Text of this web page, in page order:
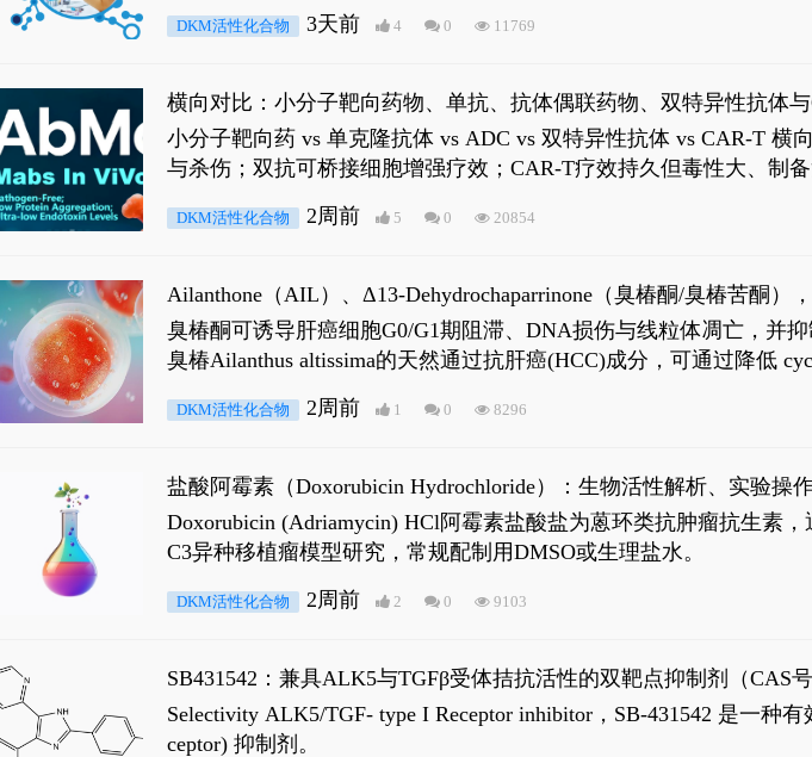
DKM活性化合物 3天前 4 0 11769
横向对比：小分子靶向药物、单抗、抗体偶联药物、双特异性抗体
小分子靶向药 vs 单克隆抗体 vs ADC vs 双特异性抗体 vs CAR-T
与杀伤；双抗可桥接细胞增强疗效；CAR-T疗效持久但毒性大、制备
DKM活性化合物 2周前 5 0 20854
Ailanthone（AIL）、Δ13-Dehydrochaparrinone（臭椿酮/臭椿苦酮）
臭椿酮可诱导肝癌细胞G0/G1期阻滞、DNA损伤与线粒体凋亡，并
臭椿Ailanthus altissima的天然通过抗肝癌(HCC)成分，可通过降低
是全长 Androgen Receptor (AR-FL)和组成型活性截断AR剪接变体
DKM活性化合物 2周前 1 0 8296
盐酸阿霉素（Doxorubicin Hydrochloride）：生物活性解析、实验操
Doxorubicin (Adriamycin) HCl阿霉素盐酸盐为蒽环类抗肿瘤抗生素
C3异种移植瘤模型研究，常规配制用DMSO或生理盐水。
DKM活性化合物 2周前 2 0 9103
SB431542：兼具ALK5与TGFβ受体拮抗活性的双靶点抑制剂（CAS号
Selectivity ALK5/TGF- type I Receptor inhibitor，SB-431542 是一
ceptor) 抑制剂。